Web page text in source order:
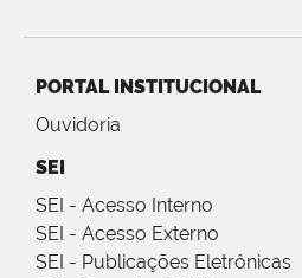
PORTAL INSTITUCIONAL
Ouvidoria
SEI
SEI - Acesso Interno
SEI - Acesso Externo
SEI - Publicações Eletrônicas